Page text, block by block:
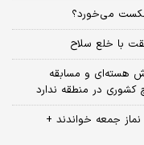
شکست می‌خورد؟
با خلع سلاح
هسته‌ای و مسابقه
کشوری در منطقه ندارد
نماز جمعه خواندند +